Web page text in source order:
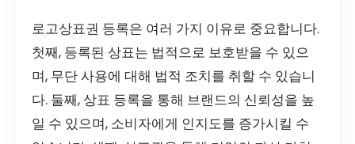
로고상표권 등록은 여러 가지 이유로 중요합니다.
첫째, 등록된 상표는 법적으로 보호받을 수 있으
며, 무단 사용에 대해 법적 조치를 취할 수 있습니
다. 둘째, 상표 등록을 통해 브랜드의 신뢰성을 높
일 수 있으며, 소비자에게 인지도를 증가시킬 수